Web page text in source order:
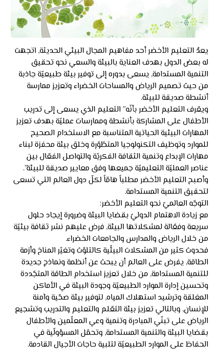
يعدٌ التعليم الأخضر أحد مفاهيم المجال البيئي الحديثة, اتجهت
له بعض الدول بهدف العناية بالبيئة والسعي نحو تحقيق
التنمية المستدامة, يسعى بدوره إلى توفير بيئة طبيعيّة جاذبة
من حيث تصميم الرياض والمساحات الخضراء وتعزيز ممارسة
أنشطة صديقة للبيئة.
ويعّرف التعليم الأخضر بأنّه” التعليم الذي يسعى إلى تدريب
الأطفال على المشاركة بأنشطة وممارسات عمليّة بهدف تعزيز
المهارات البيئية الحياتية المتناسبة مع الاستخدام الصحيح
للموارد وتوظيف التكنولوجيا المتطّوّرة وخلق بيئة محفزة لبناء
مهارات الإبداع وتنمية الثقافة الفكريّة والتواصل الفعّال بين
عناصر العمليّة التعليميّة جميعها وفق معايير صديقة للبيئة”.
وأصبح التعليم الأخضر مطلباً هامّاً لكلّ دول العالم التي تسعى
لتحقيق التنمية المستدامة.
التوجّه العالميّ نحو التعليم الأخضر:
مع زيادة الاهتمام الدوليّ بقضايا البيئة وضرورة إيجاد حلول
سريعة وفعّالة لمشكلاتها البيئة, فرض عليهم نشر ثقافة بيئيّة
من خلال الرياض والمدارس والجامعات الخضراء.
فحدوث كثير من المشكلات البيئّية كالتلوّث وتغيّر المناخ وأزمة
الطاقة, يفرض على العالم أن يبحث عن أنظمة ونماذج جديدة
للتنمية المستدامة, من خلال تعزيز استخدام الطاقة المتجّددة
وتحسين إدارة الموارد الطبيعيّة وجودة البيئة في الأماكن
المغلقة وترشيد استهلاك المياه, لتوفير بيئة صحّية وآمنة
للإنسان, وبالتالي تعزيز بيئة التعّلم والتعليم والتدريب وتشجيع
الرياض على تبنّي المبادرة وتنمية وعي المعلّمين والأطفال
بقضايا البيئة والتنمية المستدامة, وتحمّل المسؤولّية في
الحفاظ على الموارد الطبيعيّة لتلبية حاجات الأجيال القادمة.